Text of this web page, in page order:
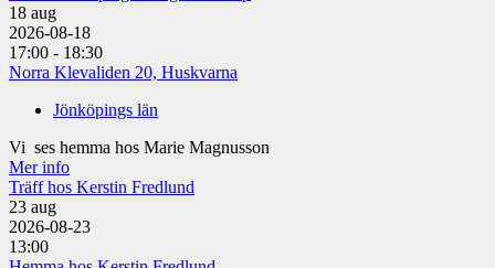
18 aug
2026-08-18
17:00 - 18:30
Norra Klevaliden 20, Huskvarna
Jönköpings län
Vi ses hemma hos Marie Magnusson
Mer info
Träff hos Kerstin Fredlund
23 aug
2026-08-23
13:00